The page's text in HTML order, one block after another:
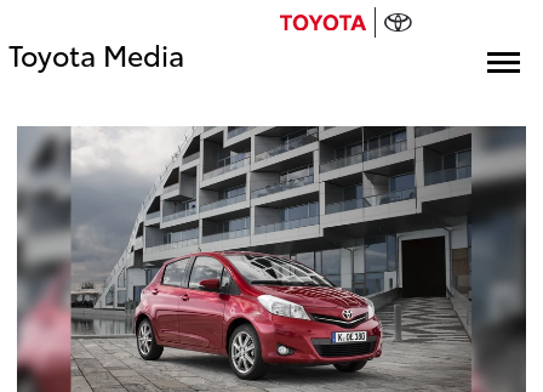
Toyota Media